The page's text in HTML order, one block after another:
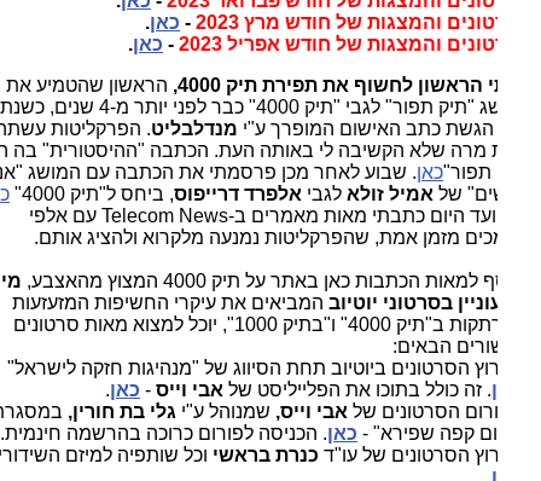
והמצגות של חודש מרץ 2023
-כאן .
והמצגות של חודש אפריל 2023
-כאן .
הראשון לחשוף את תפירת תיק 4000,
הראשון שהטמיע את
המושג "תיק תפור" לגבי "תיק 4000" כבר לפני יותר מ-4 שנים, כשנתיים
הגשת כתב האישום המופרך ע"י מנדלבליט
. הפרקליטות עשתה
טעות מרה שלא הקשיבה לי באותה העת. הכתבה "ההיסטורית" בה הוזכר
תפור"כאן.
שבוע לאחר מכן פרסמתי את הכתבה עם המושג "אני
של אמיל זולא לגבי אלפרד דרייפוס, ביחס ל"תיק 4000" כאן .
מזמן אמת, שהפרקליטות נמנעה מלקרוא ולהציג אותם.
הכתבות כאן באתר על תיק 4000 המצוץ מהאצבע,
מי
בסרטוני יוטיובהמביאים את עיקרי החשיפות המזעזעות
ב"תיק 4000" ו"בתיק 1000"
, יוכל למצוא מאות סרטונים
הבאים:
הסרטונים ביוטיוב תחת הסיווג של "מנהיגות חזקה לישראל"
. זה כולל בתוכו את הפלייליסט שלאבי וייס-כאן .
הסרטונים שלאבי וייס,שמנוהל ע"יגלי בת חורין,במסגרת
קפה שפירא" -כאן . הכניסה לפורום כרוכה בהרשמה חינמית.
הסרטונים של עו"ד כנרת בראשיוכל שותפיה למיזם השידורים